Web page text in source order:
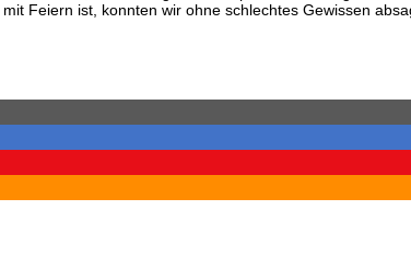
Feiern ist, konnten wir ohne schlechtes Gewissen